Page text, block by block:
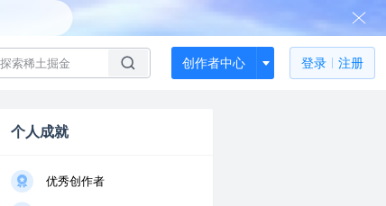
创作者中心 登录 注册
个人成就
优秀创作者